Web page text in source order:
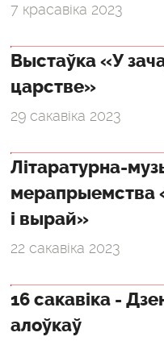
7 красавіка 2023
Выстаўка «У
царстве»
29 сакавіка 2023
Літаратурна-
мерапрыемства
і вырай»
22 сакавіка 2023
16 сакавіка -
алоўкаў